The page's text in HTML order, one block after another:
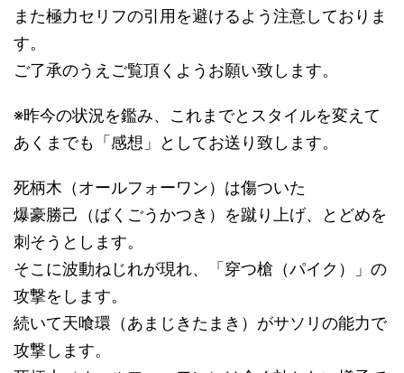
また極力セリフの引用を避けるよう注意しておりま
す。
ご了承のうえご覧頂くようお願い致します。
※昨今の状況を鑑み、これまでとスタイルを変えて
あくまでも「感想」としてお送り致します。
死柄木（オールフォーワン）は傷ついた
爆豪勝己（ばくごうかつき）を蹴り上げ、とどめを
刺そうとします。
そこに波動ねじれが現れ、「穿つ槍（パイク）」の
攻撃をします。
続いて天喰環（あまじきたまき）がサソリの能力で
攻撃します。